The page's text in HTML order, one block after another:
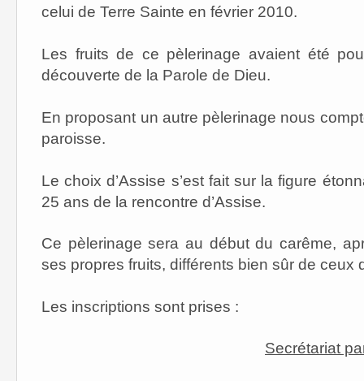
celui de Terre Sainte en février 2010.
Les fruits de ce pèlerinage avaient été
découverte de la Parole de Dieu.
En proposant un autre pèlerinage nous
paroisse.
Le choix d’Assise s’est fait sur la figure
25 ans de la rencontre d’Assise.
Ce pèlerinage sera au début du carême,
ses propres fruits, différents bien sûr de ceux
Les inscriptions sont prises :
Secrétariat